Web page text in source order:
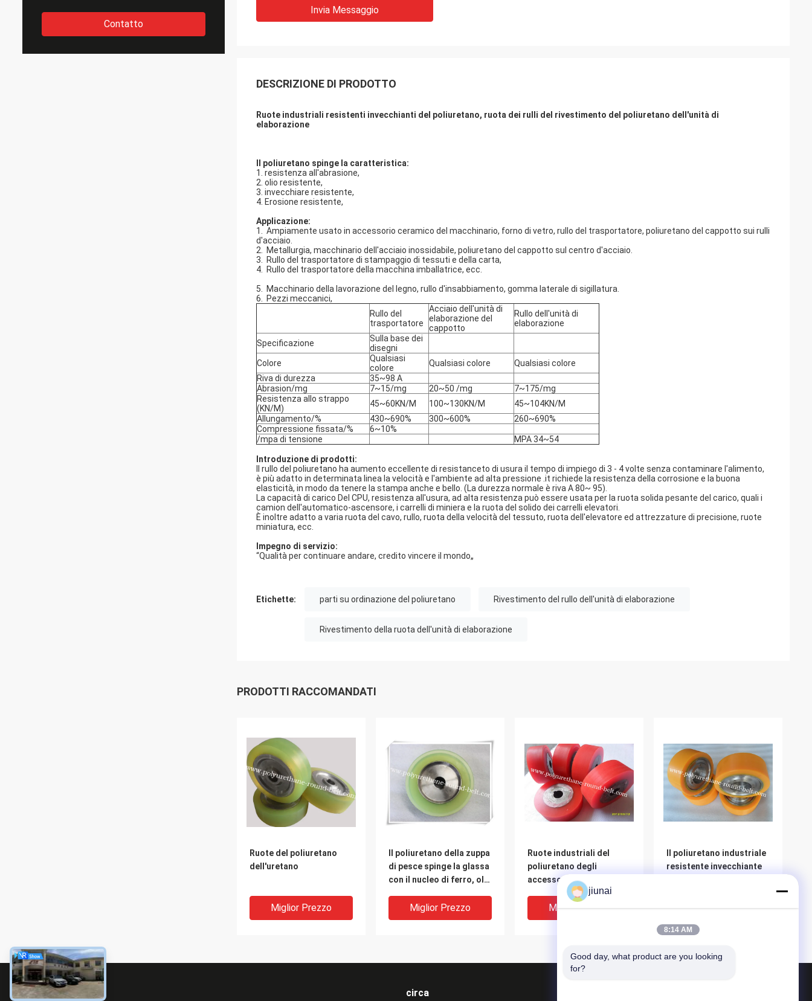
Contatto
Invia Messaggio
DESCRIZIONE DI PRODOTTO
Ruote industriali resistenti invecchianti del poliuretano, ruota dei rulli del rivestimento del poliuretano dell'unità di
elaborazione
Il poliuretano spinge la caratteristica:
1. resistenza all'abrasione,
2. olio resistente,
3. invecchiare resistente,
4. Erosione resistente,
Applicazione:
1. Ampiamente usato in accessorio ceramico del macchinario, forno di vetro, rullo del trasportatore, poliuretano del cappotto sui rulli
d'acciaio.
2.
Metallurgia, macchinario dell'acciaio inossidabile, poliuretano del cappotto sul centro d'acciaio.
3.
Rullo del trasportatore di stampaggio di tessuti e della carta,
4.
Rullo del trasportatore della macchina imballatrice, ecc.
5.
Macchinario della lavorazione del legno, rullo d'insabbiamento, gomma laterale di sigillatura.
6.
Pezzi meccanici,
Rullo del
trasportatore
Acciaio dell'unità di
elaborazione del
cappotto
Rullo dell'unità di
elaborazione
Specificazione
Sulla base dei
disegni
Colore
Qualsiasi
colore
Qualsiasi colore
Qualsiasi colore
Riva di durezza
35~98 A
Abrasion/mg
7~15/mg 20~50 /mg
7~175/mg
Resistenza allo strappo
(KN/M)
45~60KN/M 100~130KN/M
45~104KN/M
Allungamento/%
430~690% 300~600%
260~690%
Compressione fissata/%
6~10%
/mpa di tensione
MPA 34~54
Introduzione di prodotti:
Il rullo del poliuretano ha aumento eccellente di resistanceto di usura il tempo di impiego di 3 - 4 volte senza contaminare l'alimento,
è più adatto in determinata linea la velocità e l'ambiente ad alta pressione .it richiede la resistenza della corrosione e la buona
elasticità, in modo da tenere la stampa anche e bello. (La durezza normale è riva A 80~ 95).
La capacità di carico Del CPU, resistenza all'usura, ad alta resistenza può essere usata per la ruota solida pesante del carico, quali i
camion dell'automatico-ascensore, i carrelli di miniera e la ruota del solido dei carrelli elevatori.
È inoltre adatto a varia ruota del cavo, rullo, ruota della velocità del tessuto, ruota dell'elevatore ed attrezzature di precisione, ruote
miniatura, ecc.
Impegno di servizio:
“Qualità per continuare andare, credito vincere il mondo„
Etichette: parti su ordinazione del poliuretano Rivestimento del rullo dell'unità di elaborazione
Rivestimento della ruota dell'unità di elaborazione
PRODOTTI RACCOMANDATI
Ruote del poliuretano
dell'uretano
Miglior Prezzo
Il poliuretano della zuppa
di pesce spinge la glassa
con il nucleo di ferro, olio
Miglior Prezzo
Ruote industriali del
poliuretano degli
accessori del
macchinario delle ruote
dei rulli del poliuretano
Miglior Prezzo
Il poliuretano industriale
resistente invecchiante
spinge il rivestimento
Miglior Prezzo
circa
jiunai
8:14 AM
Good day, what product are you looking
for?